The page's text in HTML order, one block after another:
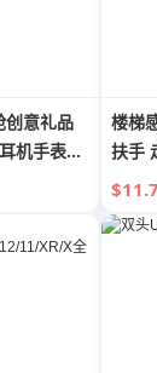
意礼品
机手表三
套装苹果
楼梯
扶手
新款